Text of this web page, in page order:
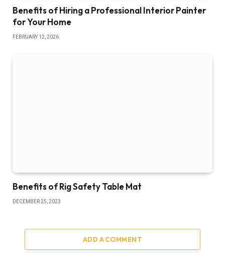
Benefits of Hiring a Professional Interior Painter
for Your Home
FEBRUARY 12, 2026
Benefits of Rig Safety Table Mat
DECEMBER 25, 2023
ADD A COMMENT